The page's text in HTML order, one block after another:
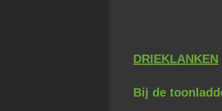
DRIEKLANKEN
Bij de